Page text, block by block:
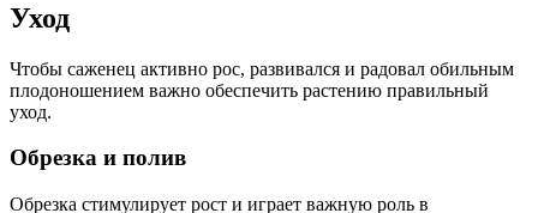
Уход
Чтобы саженец активно рос, развивался и радовал обильным
плодоношением важно обеспечить растению правильный
уход.
Обрезка и полив
Обрезка стимулирует рост и играет важную роль в